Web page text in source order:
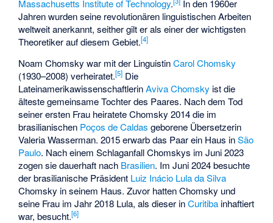
Massachusetts Institute of Technology.
In den 1960er
Jahren wurden seine revolutionären linguistischen Arbeiten
weltweit anerkannt, seither gilt er als einer der wichtigsten
Theoretiker auf diesem Gebiet.[4]
Noam Chomsky war mit der LinguistinCarol Chomsky
(1930–2008) verheiratet.[5] Die
LateinamerikawissenschaftlerinAviva Chomsky ist die
älteste gemeinsame Tochter des Paares. Nach dem Tod
seiner ersten Frau heiratete Chomsky 2014 die im
brasilianischen Poços de Caldas geborene Übersetzerin
Valeria Wasserman. 2015 erwarb das Paar ein Haus inSão
Paulo. Nach einem Schlaganfall Chomskys im Juni 2023
zogen sie dauerhaft nach Brasilien. Im Juni 2024 besuchte
der brasilianische Präsident Luiz Inácio Lula da Silva
Chomsky in seinem Haus. Zuvor hatten Chomsky und
seine Frau im Jahr 2018 Lula, als dieser inCuritiba inhaftiert
war, besucht.[6]